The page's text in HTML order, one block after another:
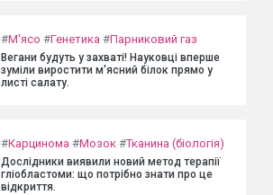
#М'ясо #Генетика #Парниковий газ
Вегани будуть у захваті! Науковці вперше
зуміли виростити м'ясний білок прямо у
листі салату.
#Карцинома #Мозок #Тканина (біологія)
Дослідники виявили новий метод терапії
гліобластоми: що потрібно знати про це
відкриття.